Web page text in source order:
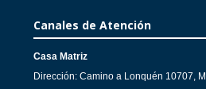
Canales de Atención
Casa Matriz
Dirección: Camino a Lonquén 10707,